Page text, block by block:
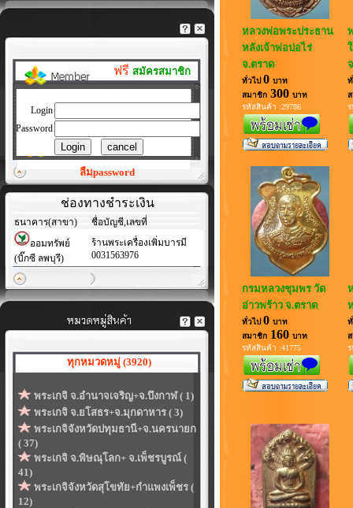
ฟรี สมัครสมาชิก
Login
Password
ลืมpassword
ช่องทางชำระเงิน
ธนาคาร(สาขา)
ชื่อบัญชี,เลขที่
ออมทรัพย์
(บิ๊กซี ลพบุรี)
ร้านพระเครื่องเพิ่มบารมี
0031563976
ทุกหมวดหมู่ (3920)
พระเกจิ จ.อำนาจเจริญ+จ.บึงกาฬ ( 1)
พระเกจิ จ.ยโสธร+จ.มุกดาหาร ( 3)
พระเกจิจังหวัดปทุมธานี+จ.นครนายก
( 37)
พระเกจิ จ.พิษณุโลก+ จ.เพ็ชรบูรณ์ (
41)
พระเกจิจังหวัดสุโขทัย+กำแพงเพ็ชร (
12)
หลวงพ่อพระประธาน
หลังเจ้าพ่อบ่อไร่
จ.ตราด
ทั่วไป 0 บาท
สมาชิก 300 บาท
รหัสสินค้า :29786
กรมหลวงชุมพร วัด
อ่าวพร้าว จ.ตราด
ทั่วไป 0 บาท
สมาชิก 160 บาท
รหัสสินค้า :41775